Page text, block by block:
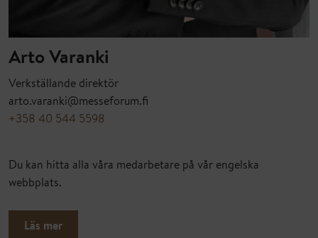
Arto Varanki
Verkställande direktör
arto.varanki@messeforum.fi
+358 40 544 5598
Du kan hitta alla våra medarbetare på vår engelska
webbplats.
Läs mer